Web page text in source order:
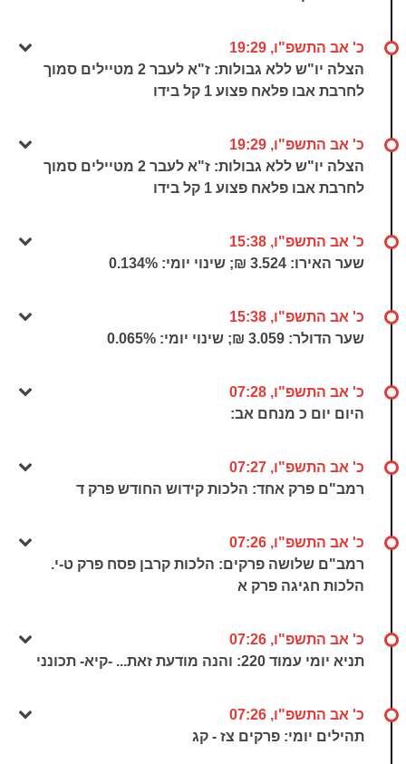
כ' אב התשפ"ו, 19:29
הצלה יו"ש ללא גבולות: ז"א לעבר 2 מטיילים סמוך
לחרבת אבו פלאח פצוע 1 קל בידו
כ' אב התשפ"ו, 19:29
הצלה יו"ש ללא גבולות: ז"א לעבר 2 מטיילים סמוך
לחרבת אבו פלאח פצוע 1 קל בידו
כ' אב התשפ"ו, 15:38
שער האירו: 3.524 ₪; שינוי יומי:
0.134%
כ' אב התשפ"ו, 15:38
שער הדולר: 3.059 ₪; שינוי יומי:
0.065%
כ' אב התשפ"ו, 07:28
היום יום כ מנחם אב:
כ' אב התשפ"ו, 07:27
רמב"ם פרק אחד: הלכות קידוש החודש פרק ד
כ' אב התשפ"ו, 07:26
רמב"ם שלושה פרקים: הלכות קרבן פסח פרק ט-י.
הלכות חגיגה פרק א
כ' אב התשפ"ו, 07:26
תניא יומי עמוד 220: והנה מודעת זאת... -קיא- תכונני
כ' אב התשפ"ו, 07:26
תהילים יומי: פרקים צז - קג